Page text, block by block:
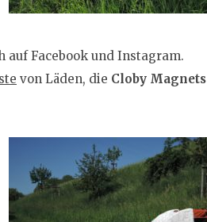
auf Facebook und Instagram.
von Läden, die Cloby Magnets